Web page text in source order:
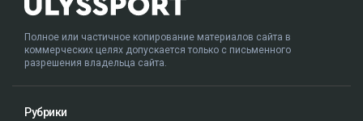
Полное или частичное копирование материалов сайта в
коммерческих целях допускается только с письменного
разрешения владельца сайта.
Рубрики